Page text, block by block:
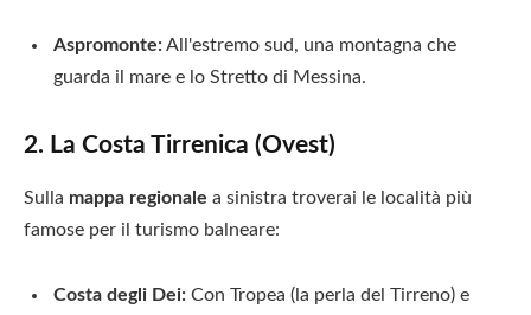
Aspromonte:All'estremo sud, una montagna che
guarda il mare e lo Stretto di Messina.
2. La Costa Tirrenica (Ovest)
Sulla mappa regionale a sinistra troverai le località più
famose per il turismo balneare:
Costa degli Dei: Con Tropea (la perla del Tirreno) e